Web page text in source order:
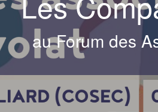
au Forum des